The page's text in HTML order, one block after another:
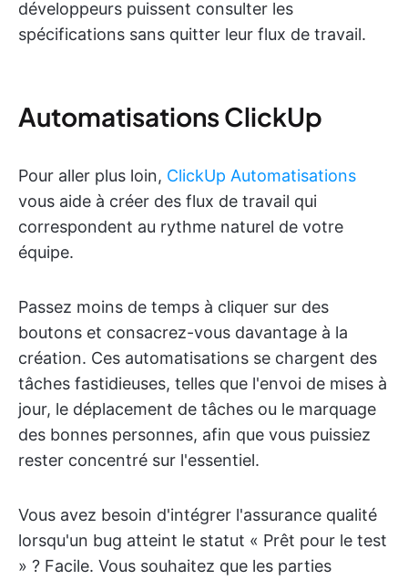
développeurs puissent consulter les
spécifications sans quitter leur flux de travail.
Automatisations ClickUp
Pour aller plus loin, ClickUp Automatisations
vous aide à créer des flux de travail qui
correspondent au rythme naturel de votre
équipe.
Passez moins de temps à cliquer sur des
boutons et consacrez-vous davantage à la
création. Ces automatisations se chargent des
tâches fastidieuses, telles que l'envoi de mises à
jour, le déplacement de tâches ou le marquage
des bonnes personnes, afin que vous puissiez
rester concentré sur l'essentiel.
Vous avez besoin d'intégrer l'assurance qualité
lorsqu'un bug atteint le statut « Prêt pour le test
» ? Facile. Vous souhaitez que les parties